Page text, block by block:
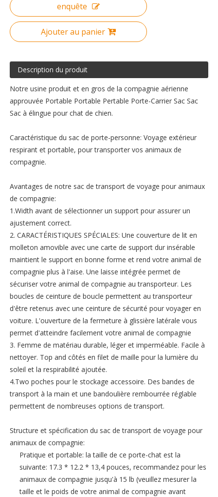
enquête
Ajouter au panier
Description du produit
Notre usine produit et en gros de la compagnie aérienne
approuvée Portable Portable Pertable Porte-Carrier Sac Sac
Sac à élingue pour chat de chien.
Caractéristique du sac de porte-personne: Voyage extérieur
respirant et portable, pour transporter vos animaux de
compagnie.
Avantages de notre sac de transport de voyage pour animaux
de compagnie:
1.Width avant de sélectionner un support pour assurer un
ajustement correct.
2. CARACTÉRISTIQUES SPÉCIALES: Une couverture de lit en
molleton amovible avec une carte de support dur insérable
maintient le support en bonne forme et rend votre animal de
compagnie plus à l'aise. Une laisse intégrée permet de
sécuriser votre animal de compagnie au transporteur. Les
boucles de ceinture de boucle permettent au transporteur
d'être retenus avec une ceinture de sécurité pour voyager en
voiture. L'ouverture de la fermeture à glissière latérale vous
permet d'atteindre facilement votre animal de compagnie
3. Femme de matériau durable, léger et imperméable. Facile à
nettoyer. Top and côtés en filet de maille pour la lumière du
soleil et la respirabilité ajoutée.
4.Two poches pour le stockage accessoire. Des bandes de
transport à la main et une bandoulière rembourrée réglable
permettent de nombreuses options de transport.
Structure et spécification du sac de transport de voyage pour
animaux de compagnie:
Pratique et portable: la taille de ce porte-chat est la
suivante: 17.3 * 12.2 * 13,4 pouces, recommandez pour les
animaux de compagnie jusqu'à 15 lb (veuillez mesurer la
taille et le poids de votre animal de compagnie avant